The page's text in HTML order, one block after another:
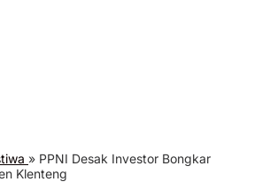
» PPNI Desak Investor Bongkar
Klenteng